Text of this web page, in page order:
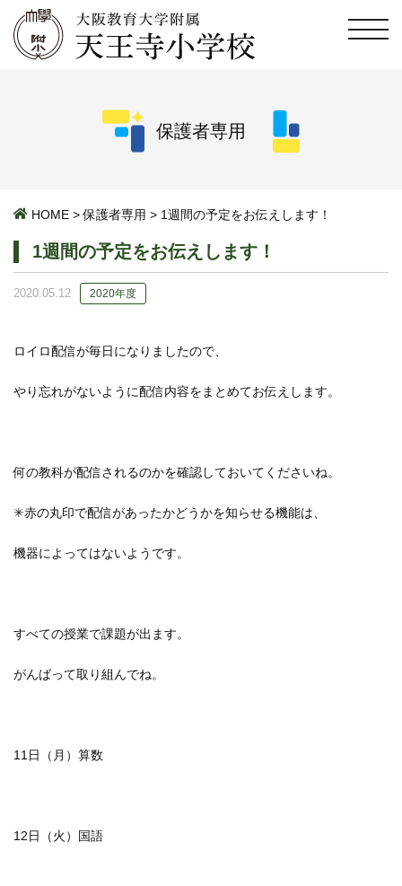
保護者専用
HOME > 保護者専用 > 1週間の予定をお伝えします！
1週間の予定をお伝えします！
2020.05.12 2020年度
ロイロ配信が毎日になりましたので、
やり忘れがないように配信内容をまとめてお伝えします。
何の教科が配信されるのかを確認しておいてくださいね。
✳︎赤の丸印で配信があったかどうかを知らせる機能は、
機器によってはないようです。
すべての授業で課題が出ます。
がんばって取り組んでね。
11日（月）算数
12日（火）国語